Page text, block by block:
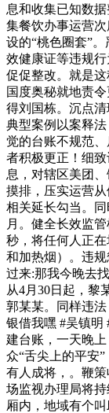
息和收集已知数
集餐饮办事运营
设的“桃色圈套”
效健康证等违规
促促整改。就是
国度奥秘就地责
得刘国栋。沉点
典型案例以案释
觉的台账不规范
者积极更正！细
息，对辖区美团
摸排，压实运营
相关延长勾当。
月。健全长效监
秒，将任何人正
和加热烟）。违
过来:那我今晚去
从4月30日起，黎
郭某某。同样违
银借我嘿 #吴镇明
建台账，一天晚
众“舌尖上的平安
有人成将，。鞭
场监视办理局将
厢内，地域有个